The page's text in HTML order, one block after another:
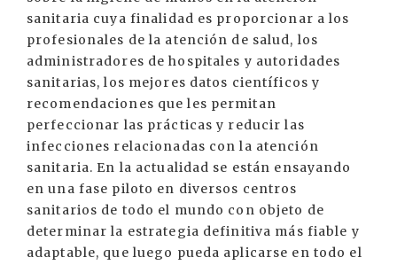
sanitaria cuya finalidad es proporcionar a los
profesionales de la atención de salud, los
administradores de hospitales y autoridades
sanitarias, los mejores datos científicos y
recomendaciones que les permitan
perfeccionar las prácticas y reducir las
infecciones relacionadas con la atención
sanitaria. En la actualidad se están ensayando
en una fase piloto en diversos centros
sanitarios de todo el mundo con objeto de
determinar la estrategia definitiva más fiable y
adaptable, que luego pueda aplicarse en todo el